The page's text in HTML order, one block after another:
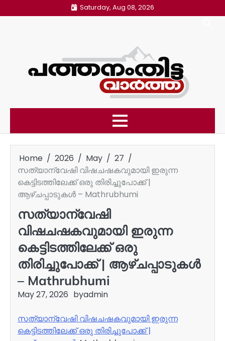
to
Saturday, Aug 08, 2026
Home 2026 May
27
സത്യാന്വേഷി വിഷചഷകവുമായി ഇരുന്ന
കെട്ടിടത്തിലേക്ക് ഒരു തിരിച്ചുപോക്ക് |
ആഴ്ചപ്പാടുകൾ – Mathrubhumi
സത്യാന്വേഷി
വിഷചഷകവുമായി ഇരുന്ന
കെട്ടിടത്തിലേക്ക് ഒരു
തിരിച്ചുപോക്ക് | ആഴ്ചപ്പാടുകൾ
– Mathrubhumi
May 27, 2026 byadmin
സത്യാന്വേഷി വിഷചഷകവുമായി ഇരുന്ന
കെട്ടിടത്തിലേക്ക് ഒരു തിരിച്ചുപോക്ക് |